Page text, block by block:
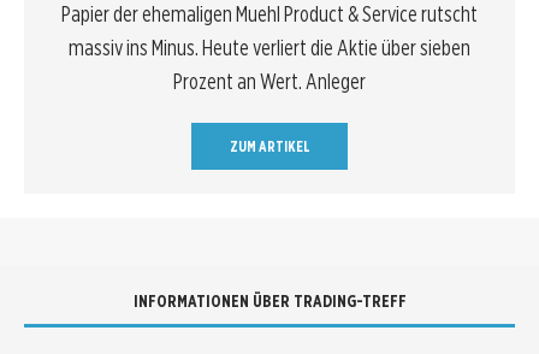
Papier der ehemaligen Muehl Product & Service rutscht
massiv ins Minus. Heute verliert die Aktie über sieben
Prozent an Wert. Anleger
ZUM ARTIKEL
INFORMATIONEN ÜBER TRADING-TREFF